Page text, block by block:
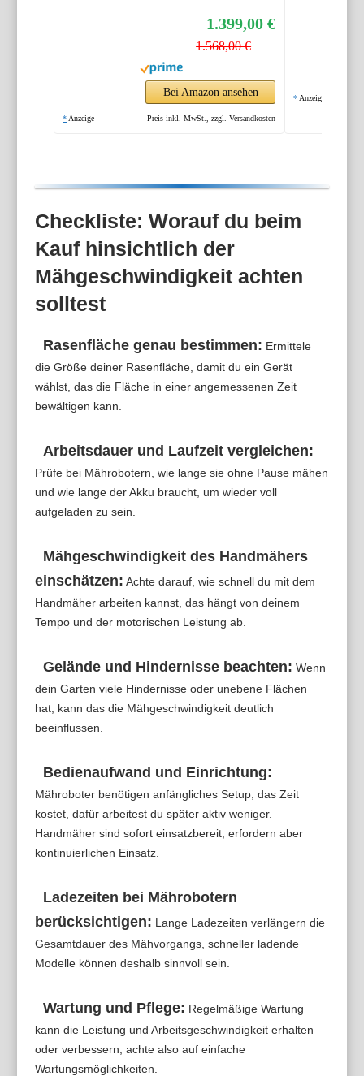
1.399,00 €
1.568,00 €
Bei Amazon ansehen
* Anzeige Preis inkl. MwSt., zzgl. Versandkosten
* Anzeige
Checkliste: Worauf du beim
Kauf hinsichtlich der
Mähgeschwindigkeit achten
solltest
Rasenfläche genau bestimmen: Ermittele
die Größe deiner Rasenfläche, damit du ein Gerät
wählst, das die Fläche in einer angemessenen Zeit
bewältigen kann.
Arbeitsdauer und Laufzeit vergleichen:
Prüfe bei Mährobotern, wie lange sie ohne Pause mähen
und wie lange der Akku braucht, um wieder voll
aufgeladen zu sein.
Mähgeschwindigkeit des Handmähers
einschätzen: Achte darauf, wie schnell du mit dem
Handmäher arbeiten kannst, das hängt von deinem
Tempo und der motorischen Leistung ab.
Gelände und Hindernisse beachten: Wenn
dein Garten viele Hindernisse oder unebene Flächen
hat, kann das die Mähgeschwindigkeit deutlich
beeinflussen.
Bedienaufwand und Einrichtung:
Mähroboter benötigen anfängliches Setup, das Zeit
kostet, dafür arbeitest du später aktiv weniger.
Handmäher sind sofort einsatzbereit, erfordern aber
kontinuierlichen Einsatz.
Ladezeiten bei Mährobotern
berücksichtigen: Lange Ladezeiten verlängern die
Gesamtdauer des Mähvorgangs, schneller ladende
Modelle können deshalb sinnvoll sein.
Wartung und Pflege: Regelmäßige Wartung
kann die Leistung und Arbeitsgeschwindigkeit erhalten
oder verbessern, achte also auf einfache
Wartungsmöglichkeiten.